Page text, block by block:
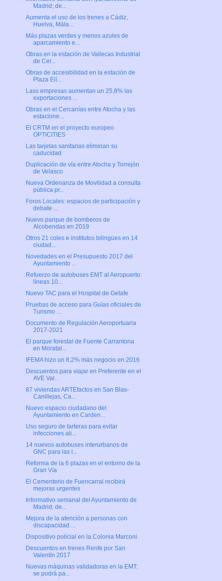
Madrid; de...
Aumenta el uso de los trenes a Cádiz,
Huelva, Mála...
Más plazas verdes y menos azules de
aparcamiento e...
Obras en la estación de Vallecas Industrial
de Cer...
Obras de accesibilidad en la estación de
Plaza Elí...
Lass empresas aumentan un 25,8% las
exportaciones ...
Obras en el Cercanías entre Atocha y las
estacione...
El CRTM en el proyecto europeo
OPTICITIES
Las tarjetas sanitarias eliminan su
caducidad
Duplicación de vía entre Atocha y Torrejón
de Velasco
Nueva Ordenanza de Movilidad a consulta
pública pr...
Foros Locales: espacios de participación y
debate ...
Nuevo parque de bomberos de
Alcobendas en 2019
Otros 21 coles e institutos bilingües en 14
ciudad...
Novedades en el Presupuesto 2017 del
Ayuntamiento ...
Refuerzo de autobuses EMT al Aeropuerto:
líneas 10...
Nuevo TAC para el Hospital de Getafe
Pruebas de acceso para Guías oficiales de
Turismo ...
Documento de Regulación Aeroportuaria
2017-2021
El parque forestal de Fuente Carrantona
en Moratal...
IFEMA hizo un 8,2% más negocio en 2016
Descuentos para viajar en Preferente en el
AVE Val...
87 viviendas ARTEfactos en San Blas-
Canillejas, Ca...
Nuevo espacio ciudadano del
Ayuntamiento en Carden...
Uso seguro de tarteras para evitar
infecciones ali...
14 nuevos autobuses interurbanos de
GNC para las l...
Reforma de la 6 plazas en el entorno de la
Gran Vía
El Cementerio de Fuencarral recibirá
mejoras urgentes
Informativo semanal del Ayuntamiento de
Madrid; de...
Mejora de la atención a personas con
discapacidad ...
Dispositivo policial en la Colonia Marconi
Descuentos en trenes Renfe por San
Valentín 2017
Nuevas máquinas validadoras en la EMT:
se podrá pa...